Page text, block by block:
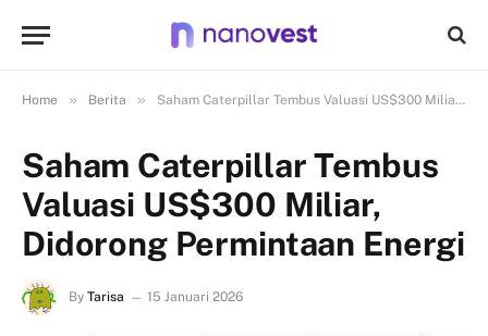
Home » Berita » Saham Caterpillar Tembus Valuasi US$300 Miliar, Didorong Permintaan Energi
Saham Caterpillar Tembus
Valuasi US$300 Miliar,
Didorong Permintaan Energi
By Tarisa 15 Januari 2026